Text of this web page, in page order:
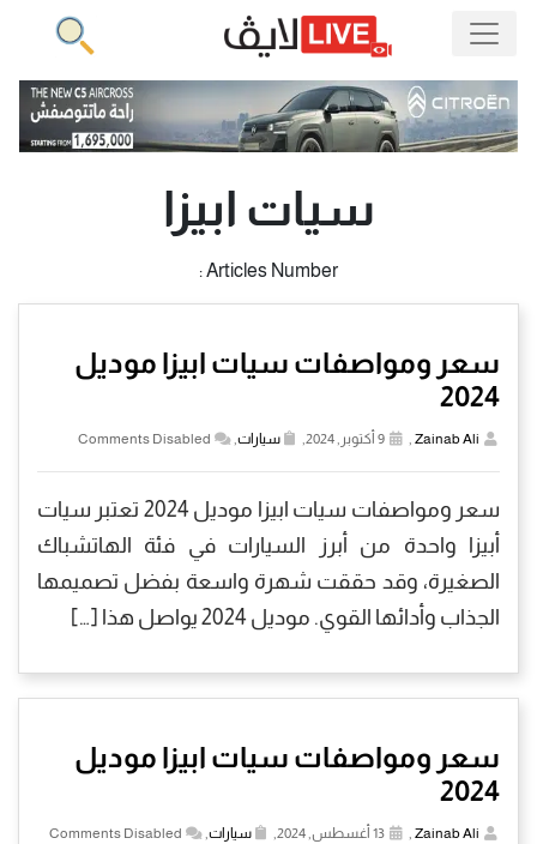
سيات ابيزا
Articles Number :
سعر ومواصفات سيات ابيزا موديل
2024
Zainab Ali
, سيارات,
Comments Disabled
سعر ومواصفات سيات ابيزا موديل 2024 تعتبر سيات
أبيزا واحدة من أبرز السيارات في فئة الهاتشباك
الصغيرة، وقد حققت شهرة واسعة بفضل تصميمها
الجذاب وأدائها القوي. موديل 2024 يواصل هذا […]
سعر ومواصفات سيات ابيزا موديل
2024
Zainab Ali
, سيارات,
Comments Disabled